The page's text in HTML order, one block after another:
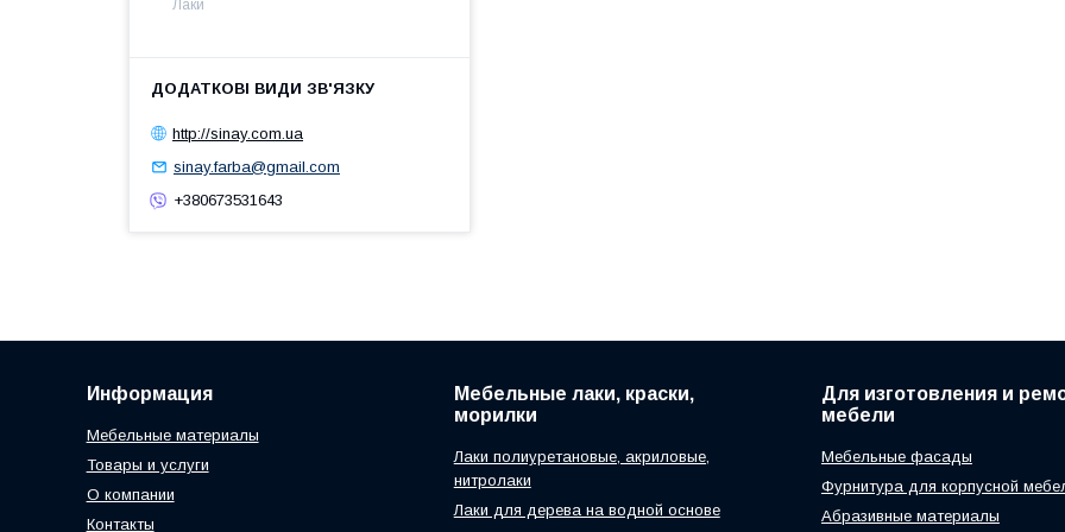
Лаки
http://sinay.com.ua
sinay.farba@gmail.com
+380673531643
Информация
Мебельные материалы
Товары и услуги
О компании
Контакты
Мебельные лаки, краски,
морилки
Лаки полиуретановые, акриловые,
нитролаки
Лаки для дерева на водной основе
Для изготовления и
мебели
Мебельные фасады
Фурнитура для корпусной
Абразивные материалы